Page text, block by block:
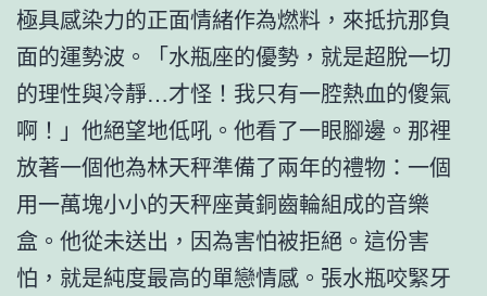
極具感染力的正面情緒作為燃料，來抵抗那負
面的運勢波。「水瓶座的優勢，就是超脫一切
的理性與冷靜…才怪！我只有一腔熱血的傻氣
啊！」他絕望地低吼。他看了一眼腳邊。那裡
放著一個他為林天秤準備了兩年的禮物：一個
用一萬塊小小的天秤座黃銅齒輪組成的音樂
盒。他從未送出，因為害怕被拒絕。這份害
怕，就是純度最高的單戀情感。張水瓶咬緊牙